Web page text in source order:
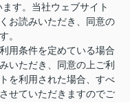
す。当社ウェブサイト
お読みいただき、同意の
。
用条件を定めている場合
いただき、同意の上ご利
を利用された場合、すべ
せていただきますのでご